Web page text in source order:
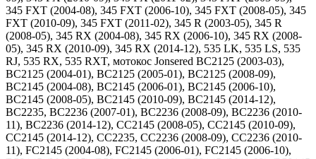
345 FXT (2004-08), 345 FXT (2006-10), 345 FXT (2008-05), 345
FXT (2010-09), 345 FXT (2011-02), 345 R (2003-05), 345 R
(2008-05), 345 RX (2004-08), 345 RX (2006-10), 345 RX (2008-
05), 345 RX (2010-09), 345 RX (2014-12), 535 LK, 535 LS, 535
RJ, 535 RX, 535 RXT, мотокос Jonsered BC2125 (2003-03),
BC2125 (2004-01), BC2125 (2005-01), BC2125 (2008-09),
BC2145 (2004-08), BC2145 (2006-01), BC2145 (2006-10),
BC2145 (2008-05), BC2145 (2010-09), BC2145 (2014-12),
BC2235, BC2236 (2007-01), BC2236 (2008-09), BC2236 (2010-
11), BC2236 (2014-12), CC2145 (2008-05), CC2145 (2010-09),
CC2145 (2014-12), CC2235, CC2236 (2008-09), CC2236 (2010-
11), FC2145 (2004-08), FC2145 (2006-01), FC2145 (2006-10),